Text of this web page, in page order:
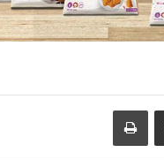
مشاركة عبر البريد طباعة